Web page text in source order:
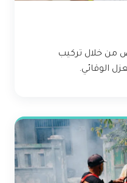
من خلال تركيب
الوقائي.